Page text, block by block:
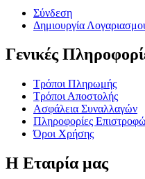
Σύνδεση
Δημιουργία
Γενικές
Τρόποι Πληρωμής
Τρόποι Αποστολής
Ασφάλεια Συναλλαγών
Πληροφορίες
Όροι Χρήσης
Η Εταιρία μας